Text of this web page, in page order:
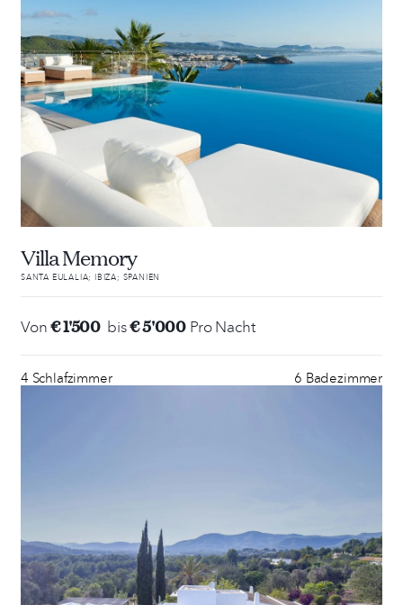
Villa Memory
SANTA EULALIA; IBIZA; SPANIEN
Von€ 1'500 bis€ 5'000 Pro Nacht
4 Schlafzimmer 6 Badezimmer